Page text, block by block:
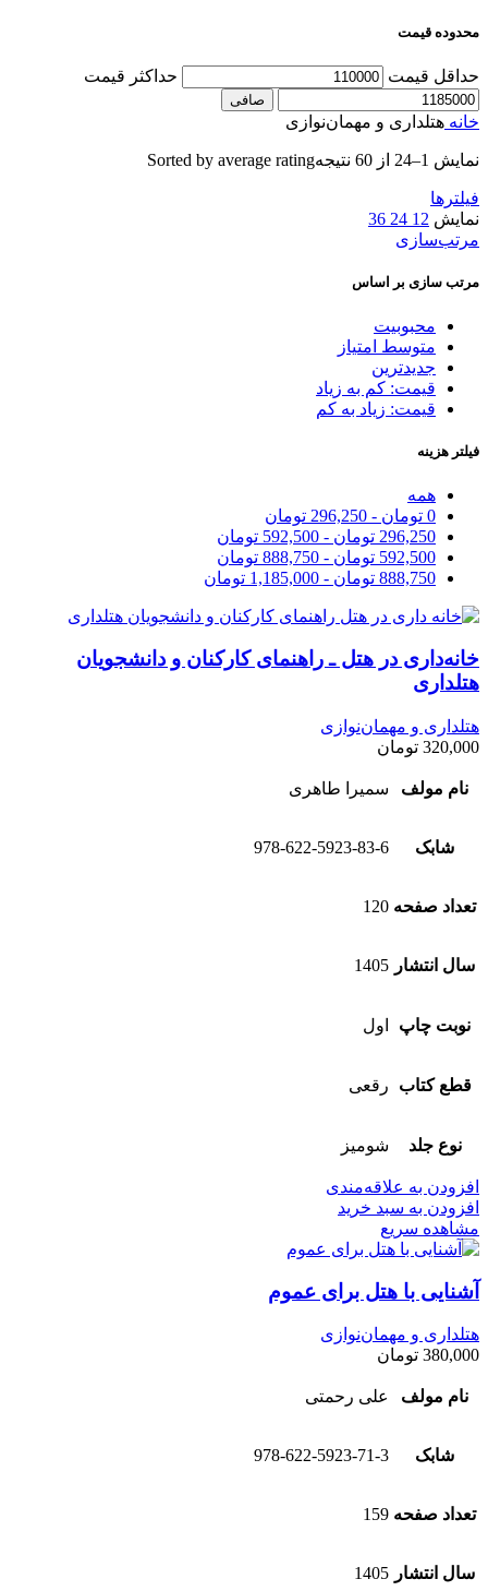
محدوده قیمت
حداقل قیمت حداكثر قيمت
صافی
خانه هتلداری و مهمان‌نوازی
نمایش 1–24 از 60 نتیجه Sorted by average rating
فیلترها
نمایش 12
24
36
مرتب‌سازی
مرتب سازی بر اساس
محبوبیت
متوسط امتیاز
جدیدترین
قیمت: کم به زیاد
قیمت: زیاد به کم
فیلتر هزینه
همه
0 تومان -
296,250 تومان
296,250 تومان -
592,500 تومان
592,500 تومان -
888,750 تومان
888,750 تومان -
1,185,000 تومان
خانه‌داری در هتل ـ راهنمای کارکنان و دانشجویان
هتلداری
هتلداری و مهمان‌نوازی
320,000 تومان
نام مولف سمیرا طاهری
شابک 978-622-5923-83-6
تعداد صفحه 120
سال انتشار 1405
نوبت چاپ اول
قطع کتاب رقعی
نوع جلد شومیز
افزودن به علاقه‌مندی
افزودن به سبد خرید
مشاهده سریع
آشنایی با هتل برای عموم
هتلداری و مهمان‌نوازی
380,000 تومان
نام مولف علی رحمتی
شابک 978-622-5923-71-3
تعداد صفحه 159
سال انتشار 1405